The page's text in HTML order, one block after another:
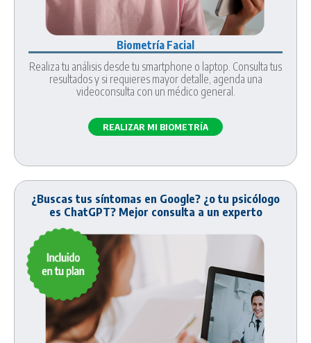
Biometría Facial
Realiza tu análisis desde tu smartphone o laptop. Consulta tus
resultados y si requieres mayor detalle, agenda una
videoconsulta con un médico general.
REALIZAR MI BIOMETRÍA
¿Buscas tus síntomas en Google? ¿o tu psicólogo
es ChatGPT? Mejor consulta a un experto